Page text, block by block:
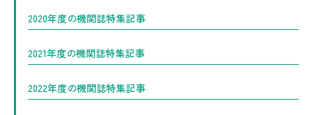
2020年度の機関誌特集記事
2021年度の機関誌特集記事
2022年度の機関誌特集記事